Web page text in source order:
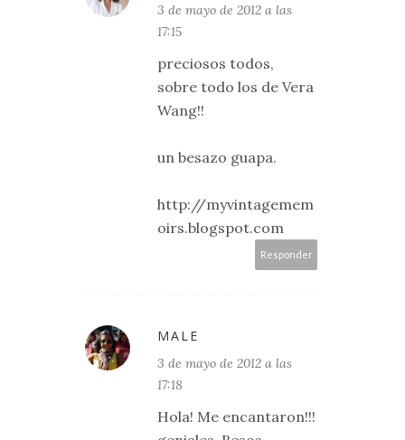
3 de mayo de 2012 a las
17:15
preciosos todos,
sobre todo los de Vera
Wang!!
un besazo guapa.
http://myvintagemem
oirs.blogspot.com
Responder
MALE
3 de mayo de 2012 a las
17:18
Hola! Me encantaron!!!